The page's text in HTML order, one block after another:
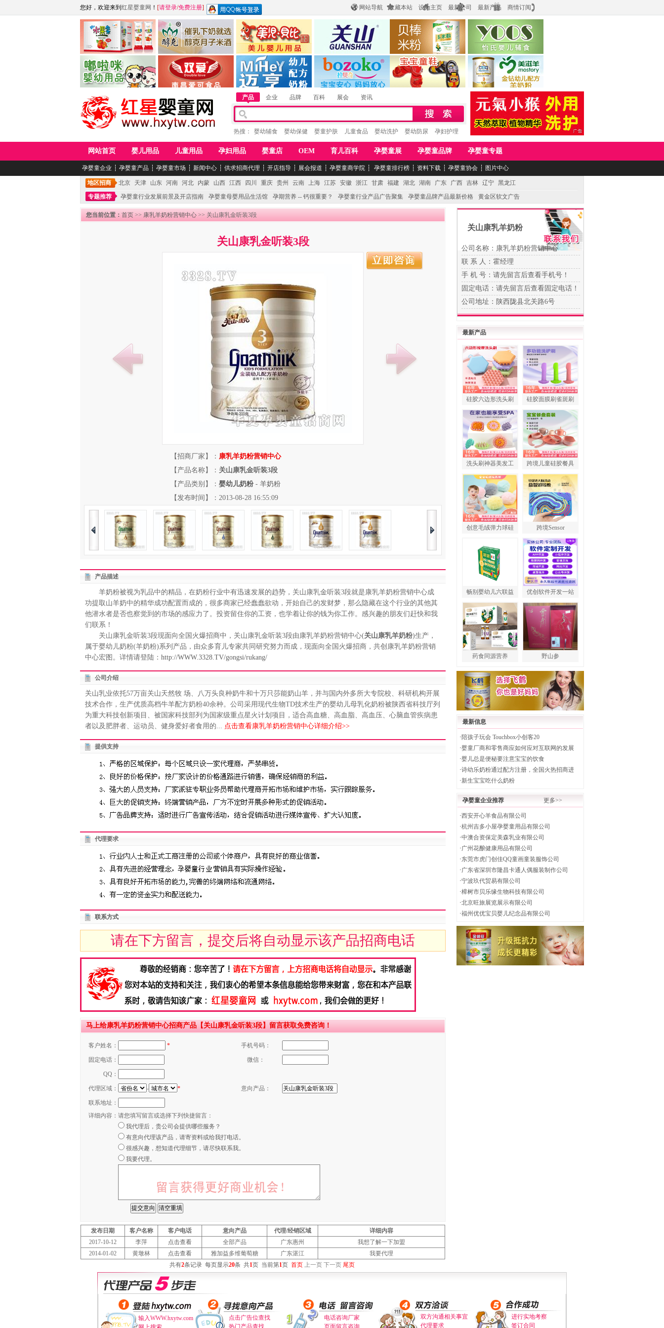
网站导航 收藏本站 设为主页 最新公司 最新产品 商情订阅
您好，欢迎来到 红星婴童网 ！ [请登录/免费注册]
江西麦嘟嘟食品有限公司
青岛嘟啦咪婴幼儿用品公司
江西醇之客月子米酒 惠州市美儿婴儿用品公司
湖南迈亨母婴用品有限公司
陕西关山乳业有限公司
香港欧嘻高婴童用品公司
江西贝棒儿童食品 上海怡氏食品科技有限公司
湖南美滋生物科技有限公司
产品 企业 品牌 百科 展会 资讯
热搜： 婴幼辅食 婴幼保健 婴童护肤 儿童食品 婴幼洗护 婴幼防尿 孕妇护理
网站首页 婴儿用品 儿童用品 孕妇用品 婴童店 OEM 育儿百科 孕婴童展 孕婴童品牌 孕婴童专题
孕婴童企业 ┆ 孕婴童产品 ┆ 孕婴童市场 ┆ 新闻中心 ┆ 供求招商代理 ┆ 开店指导 ┆ 展会报道 ┆ 孕婴童商学院 ┆ 孕婴童排行榜 ┆ 资料下载 ┆ 孕婴童协会 ┆ 图片中心
地区招商 北京 天津 山东 河南 河北 内蒙 山西 江西 四川 重庆 贵州 云南 上海 江苏 安徽 浙江 甘肃 福建 湖北 湖南 广东 广西 吉林 辽宁 黑龙江
专题推荐
孕婴童行业发展前景及开店指南 孕婴童母婴用品生活馆 孕期营养 -- 钙很重要？ 孕婴童行业产品广告聚集 孕婴童品牌产品最新价格 黄金区软文广告
您当前位置： 首页 >> 康乳羊奶粉营销中心 >> 关山康乳金听装3段
关山康乳金听装3段
【招商厂家】： 康乳羊奶粉营销中心
【产品名称】： 关山康乳金听装3段
【产品类别】： 婴幼儿奶粉- 羊奶粉
【发布时间】：2013-08-28 16:55:09
产品描述
羊奶粉被视为乳品中的精品，在奶粉行业中有迅速发展的趋势，关山康乳金听装3段就是康乳羊奶粉营销中心成
功提取山羊奶中的精华成功配置而成的，很多商家已经蠢蠢欲动，开始自己的发财梦，那么隐藏在这个行业的其他其
他潜水者是否也察觉到的市场的感应力了。投资留住你的工资，也学着让你的钱为你工作。感兴趣的朋友们赶快和我
们联系！
关山康乳金听装3段现面向全国火爆招商中，关山康乳金听装3段由康乳羊奶粉营销中心(关山康乳羊奶粉)生产，
属于婴幼儿奶粉(羊奶粉)系列产品，由众多育儿专家共同研究努力而成，现面向全国火爆招商，共创康乳羊奶粉营销
中心宏图。详情请登陆： http://WWW.3328.TV/gongsi/rukang/
公司介绍
关山乳业依托57万亩关山天然牧 场、八万头良种奶牛和十万只莎能奶山羊，并与国内外多所大专院校、科研机构开展
技术合作，生产优质高档牛羊配方奶粉40余种。公司采用现代生物TD技术生产的婴幼儿母乳化奶粉被陕西省科技厅列
为重大科技创新项目、被国家科技部列为国家级重点星火计划项目，适合高血糖、高血脂、高血压、心脑血管疾病患
者以及肥胖者、运动员、健身爱好者食用的... 点击查看康乳羊奶粉营销中心详细介绍>>
提供支持
代理要求
联系方式
请在下方留言，提交后将自动显示该产品招商电话
马上给康乳羊奶粉营销中心招商产品【关山康乳金听装3段】留言获取免费咨询！
客户姓名： * 手机号码：
固定电话： 微信：
QQ：
代理区域： - * 意向产品：
联系地址：
详细内容： 请您填写留言或选择下列快捷留言：
我代理后，贵公司会提供哪些服务？
有意向代理该产品，请寄资料或给我打电话。
很感兴趣，想知道代理细节，请尽快联系我。
我要代理。
发布日期 客户名称 客户电话 意向产品 代理/经销区域
详细内容
2017-10-12
李萍 点击查看 全部产品 广东惠州
我想了解一下加盟
2014-01-02
黄墩林 点击查看 雅加益多维葡萄糖 广东湛江
我要代理
共有2条记录 每页显示20条 共1页 当前第1页 首页 上一页 下一页 尾页
关山康乳羊奶粉
公司名称：康乳羊奶粉营销中心
联 系 人：霍经理
手 机 号： 请先留言后查看手机号！
固定电话： 请先留言后查看固定电话！
公司地址：陕西陇县北关路6号
最新产品
硅胶六边形洗头刷 硅胶面膜刷雀斑刷
洗头刷神器美发工 跨境儿童硅胶餐具
创意毛绒弹力球硅 跨境Sensor
畅别婴幼儿六联益 优创软件开发一站
药食同源营养 野山参
最新信息
·陪孩子玩会 Touchbox小创客20
·婴童厂商和零售商应如何应对互联网的发展
·婴儿总是便秘要注意宝宝的饮食
·诗幼乐奶粉通过配方注册，全国火热招商进
·新生宝宝吃什么奶粉
孕婴童企业推荐 更多>>
·西安开心羊食品有限公司
·杭州吉多小屋孕婴童用品有限公司
·中澳合资保定美森乳业有限公司
·广州花酿健康用品有限公司
·东莞市虎门创佳QQ童画童装服饰公司
·广东省深圳市隆昌卡通人偶服装制作公司
·宁波玖代贸易有限公司
·樟树市贝乐缘生物科技有限公司
·北京旺旅展览展示有限公司
·福州优优宝贝婴儿纪念品有限公司
输入WWW.hxytw.com
点击广告位查找
热门产品查找
电话咨询厂家
页面留言咨询
双方沟通相关事宜
代理要求
进行实地考察
签订合同